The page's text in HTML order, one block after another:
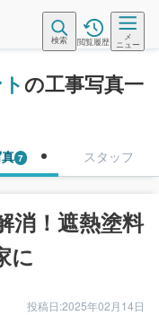
検索 閲覧履歴
メ
ニュー
の工事写真一
7 スタッフ
消！遮熱塗料
に
投稿日:2025年02月14日